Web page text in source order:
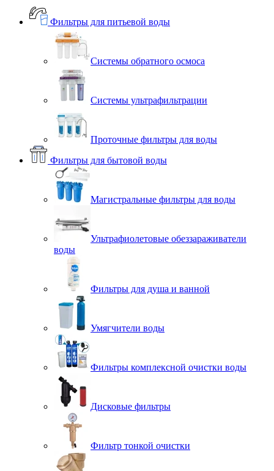
Фильтры для питьевой воды
Системы обратного осмоса
Системы ультрафильтрации
Проточные фильтры для воды
Фильтры для бытовой воды
Магистральные фильтры для воды
Ультрафиолетовые обеззараживатели
воды
Фильтры для душа и ванной
Умягчители воды
Фильтры комплексной очистки воды
Дисковые фильтры
Фильтр тонкой очистки